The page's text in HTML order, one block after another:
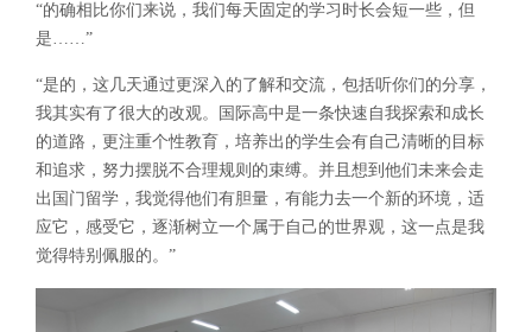
“的确相比你们来说，我们每天固定的学习时长会短一些，但
是……”
“是的，这几天通过更深入的了解和交流，包括听你们的分享，
我其实有了很大的改观。国际高中是一条快速自我探索和成长
的道路，更注重个性教育，培养出的学生会有自己清晰的目标
和追求，努力摆脱不合理规则的束缚。并且想到他们未来会走
出国门留学，我觉得他们有胆量，有能力去一个新的环境，适
应它，感受它，逐渐树立一个属于自己的世界观，这一点是我
觉得特别佩服的。”